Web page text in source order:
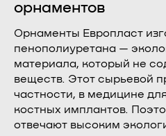
орнаментов
Орнаменты Европласт
пенополиуретана —
материала, который не
веществ. Этот сырьевой
частности, в медицине
костных имплантов.
отвечают высоким